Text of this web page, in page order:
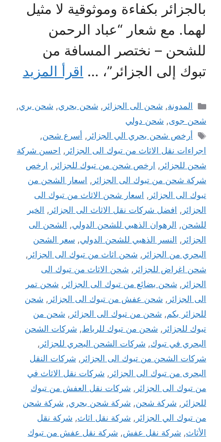
بالجزائر بكفاءة وموثوقية لا مثيل
لهما. مع شعار “عباد الرحمن
للشحن – نختصر المسافة من
تبوك إلى الجزائر”، … اقرأ المزيد
التصنيفات
المدونة, شحن الى الجزائر , شحن بحري, شحن بري,
شحن جوى, شحن دولي
الوسوم
أرخص شحن بحري الي الجزائر , أسرع شحن,
اجراءات نقل الاثاث من تبوك الى الجزائر , احسن شركة
شحن للجزائر , ارخص شحن من تبوك للجزائر , ارخص
شركة شحن من تبوك الى الجزائر , اسعار الشحن من
تبوك الى الجزائر , اسعار شحن الاثاث من تبوك الى
الجزائر , افضل شركات نقل الاثاث الى الجزائر , الخير
للشحن, الرهوان الذهبي للشحن الدولي, الشحن الى
الجزائر , النسر الذهبي للشحن الدولي, سعر الشحن
البحري من الجزائر , شحن اثاث من تبوك الى الجزائر ,
شحن اغراض للجزائر , شحن الاثاث من تبوك الى
الجزائر , شحن بضائع من تبوك الى الجزائر , شحن تمر
الى الجزائر , شحن عفش من تبوك الى الجزائر , شحن
للجزائر بكم, شحن من تبوك الى الجزائر , شحن من
تبوك للجزائر , شحن من تبوك للرباط, شركات الشحن
البحري في تبوك, شركات الشحن البحري للجزائر ,
شركات الشحن من تبوك الى الجزائر , شركات النقل
البحرى من تبوك الى الجزائر , شركات نقل الاثاث في
من تبوك الى الجزائر , شركات نقل العفش من تبوك
للجزائر , شركة شحن, شركة شحن بحري, شركة شحن
من تبوك الي الجزائر , شركة نقل اثاث, شركة نقل
الأثاث, شركة نقل عفش, شركة نقل عفش من تبوك